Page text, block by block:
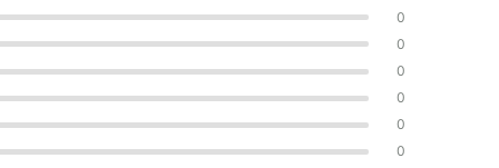
0
0
0
0
0
0